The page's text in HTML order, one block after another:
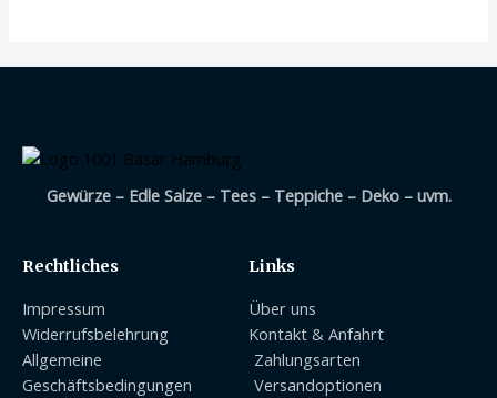
Gewürze – Edle Salze – Tees – Teppiche – Deko – uvm.
Rechtliches
Impressum
Widerrufsbelehrung
Allgemeine
Geschäftsbedingungen
Links
Über uns
Kontakt & Anfahrt
Zahlungsarten
Versandoptionen